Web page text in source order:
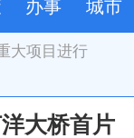
办事 城市
大项目进行
大桥首片